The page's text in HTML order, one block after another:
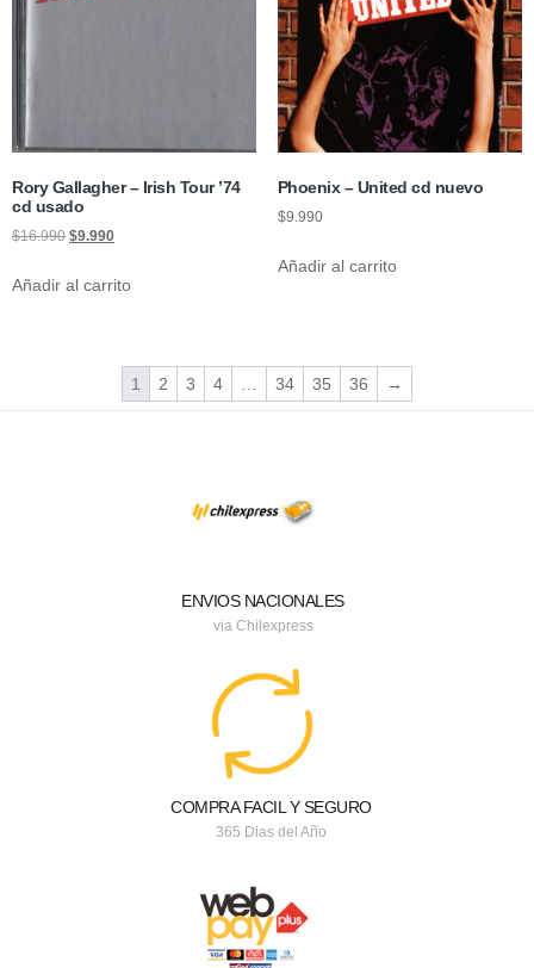
Rory Gallagher – Irish Tour ’74
cd usado
$16.990 $9.990
Añadir al carrito
Phoenix – United cd nuevo
$9.990
Añadir al carrito
1 2 3 4 34 35 36 →
ENVIOS NACIONALES
via Chilexpress
COMPRA FACIL Y SEGURO
365 Dias del Año